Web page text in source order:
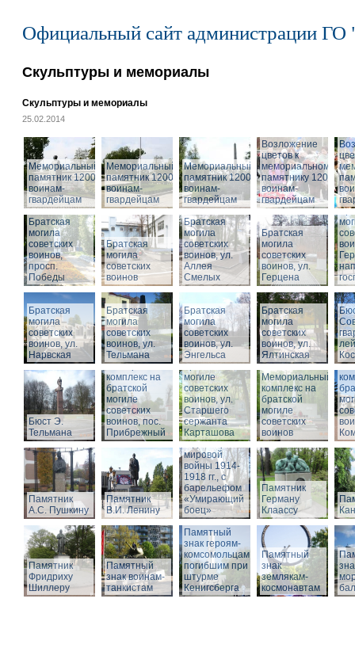
Официальный сайт администрации ГО
Скульптуры и мемориалы
Скульптуры и мемориалы
25.02.2014
Мемориальный
памятник 1200
воинам-
гвардейцам
Мемориальный
памятник 1200
воинам-
гвардейцам
Мемориальный
памятник 1200
воинам-
гвардейцам
Возложение
цветов к
мемориальному
памятнику 1200
воинам-
гвардейцам
Братская
могила
советских
воинов,
просп.
Победы
Братская
могила
советских
воинов
Братская
могила
советских
воинов, ул.
Аллея
Смелых
Братская
могила
советских
воинов, ул.
Герцена
Братская
могила
советских
воинов, ул.
Нарвская
Братская
могила
советских
воинов, ул.
Тельмана
Братская
могила
советских
воинов, ул.
Энгельса
Братская
могила
советских
воинов, ул.
Ялтинская
Бюст Э.
Тельмана
Мемориальный
комплекс на
братской
могиле
советских
воинов, пос.
Прибрежный
Мемориальный
комплекс на
братской
могиле
советских
воинов, ул.
Старшего
сержанта
Карташова
Мемориальный
комплекс на
братской
могиле
советских
воинов
Памятник
А.С. Пушкину
Памятник
В.И. Ленину
Памятник
воинам,
погибшим в
годы Первой
мировой
войны 1914-
1918 гг., с
барельефом
«Умирающий
боец»
Памятник
Герману
Клаассу
Памятник
Фридриху
Шиллеру
Памятный
знак воинам-
танкистам
Памятный
знак героям-
комсомольцам,
погибшим при
штурме
Кенигсберга
Памятный
знак
землякам-
космонавтам